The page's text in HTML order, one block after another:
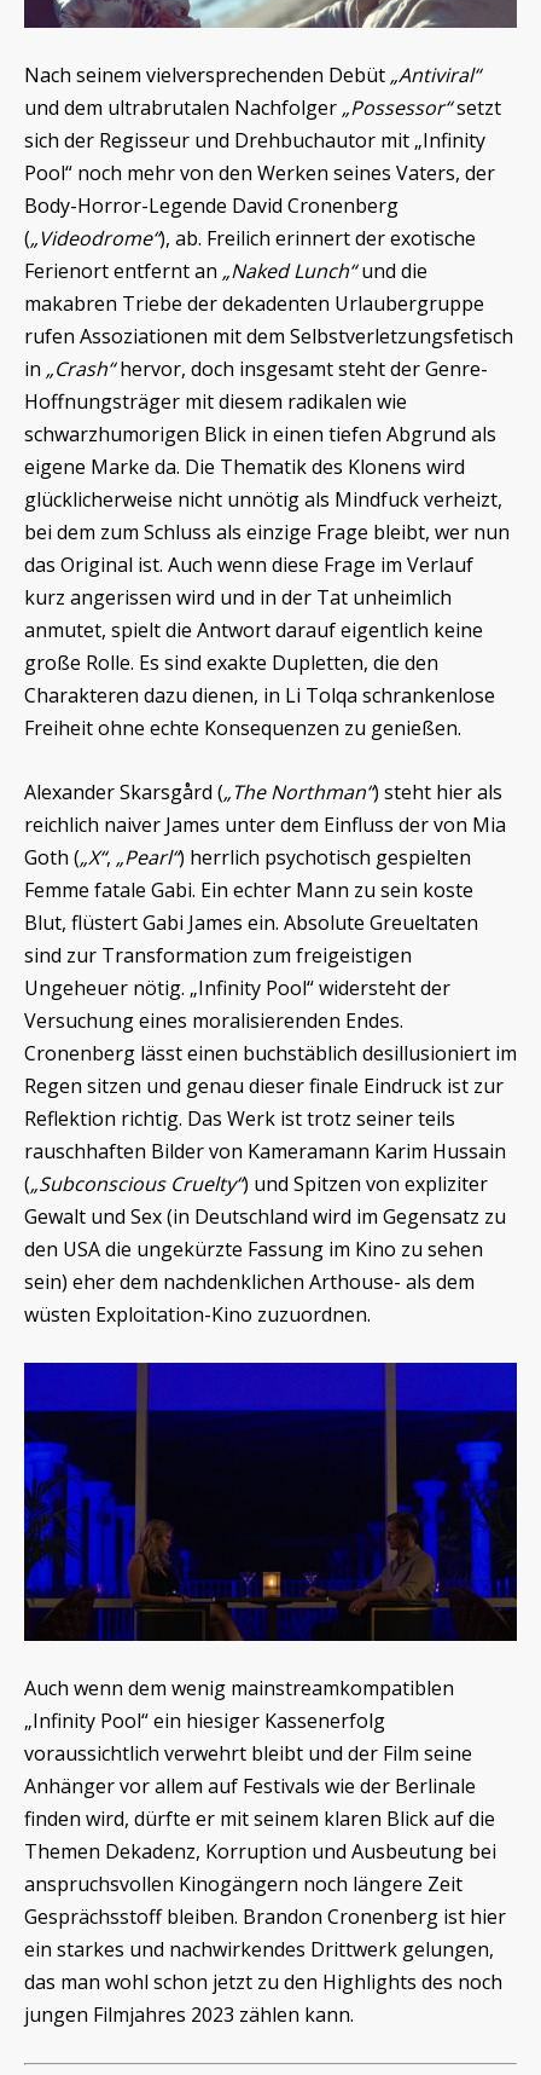
Nach seinem vielversprechenden Debüt „Antiviral“
und dem ultrabrutalen Nachfolger „Possessor“setzt
sich der Regisseur und Drehbuchautor mit „Infinity
Pool“ noch mehr von den Werken seines Vaters, der
Body-Horror-Legende David Cronenberg
(„Videodrome“), ab. Freilich erinnert der exotische
Ferienort entfernt an „Naked Lunch“und die
makabren Triebe der dekadenten Urlaubergruppe
rufen Assoziationen mit dem Selbstverletzungsfetisch
in „Crash“hervor, doch insgesamt steht der Genre-
Hoffnungsträger mit diesem radikalen wie
schwarzhumorigen Blick in einen tiefen Abgrund als
eigene Marke da. Die Thematik des Klonens wird
glücklicherweise nicht unnötig als Mindfuck verheizt,
bei dem zum Schluss als einzige Frage bleibt, wer nun
das Original ist. Auch wenn diese Frage im Verlauf
kurz angerissen wird und in der Tat unheimlich
anmutet, spielt die Antwort darauf eigentlich keine
große Rolle. Es sind exakte Dupletten, die den
Charakteren dazu dienen, in Li Tolqa schrankenlose
Freiheit ohne echte Konsequenzen zu genießen.
Alexander Skarsgård („The Northman“) steht hier als
reichlich naiver James unter dem Einfluss der von Mia
Goth („X“, „Pearl“) herrlich psychotisch gespielten
Femme fatale Gabi. Ein echter Mann zu sein koste
Blut, flüstert Gabi James ein. Absolute Greueltaten
sind zur Transformation zum freigeistigen
Ungeheuer nötig. „Infinity Pool“ widersteht der
Versuchung eines moralisierenden Endes.
Cronenberg lässt einen buchstäblich desillusioniert im
Regen sitzen und genau dieser finale Eindruck ist zur
Reflektion richtig. Das Werk ist trotz seiner teils
rauschhaften Bilder von Kameramann Karim Hussain
(„Subconscious Cruelty“) und Spitzen von expliziter
Gewalt und Sex (in Deutschland wird im Gegensatz zu
den USA die ungekürzte Fassung im Kino zu sehen
sein) eher dem nachdenklichen Arthouse- als dem
wüsten Exploitation-Kino zuzuordnen.
Auch wenn dem wenig mainstreamkompatiblen
„Infinity Pool“ ein hiesiger Kassenerfolg
voraussichtlich verwehrt bleibt und der Film seine
Anhänger vor allem auf Festivals wie der Berlinale
finden wird, dürfte er mit seinem klaren Blick auf die
Themen Dekadenz, Korruption und Ausbeutung bei
anspruchsvollen Kinogängern noch längere Zeit
Gesprächsstoff bleiben. Brandon Cronenberg ist hier
ein starkes und nachwirkendes Drittwerk gelungen,
das man wohl schon jetzt zu den Highlights des noch
jungen Filmjahres 2023 zählen kann.